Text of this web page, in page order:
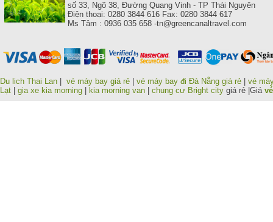
số 33, Ngõ 38, Đường Quang Vinh - TP Thái Nguyên
Điện thoại: 0280 3844 616 Fax: 0280 3844 617
Ms Tâm : 0936 035 658 -tn@greencanaltravel.com
Du lich Thai Lan vé máy bay giá rẻ vé máy bay đi Đà Nẵng giá rẻ
vé
Lạt
gia xe kia morning kia morning van chung cư Bright city giá rẻ |Giá